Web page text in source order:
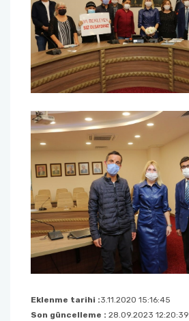
Eklenme tarihi :3.11.2020 15:16:45
Son güncelleme : 28.09.2023 12:20:39